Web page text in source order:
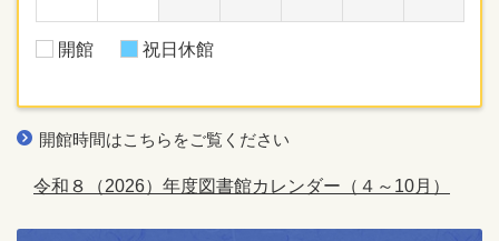
開館 祝日休館
開館時間はこちらをご覧ください
令和８（2026）年度図書館カレンダー（４～10月）